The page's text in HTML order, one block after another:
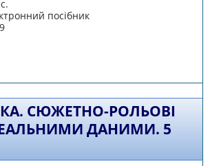
посібник
дидактичний матеріал
СЮЖЕТНО-РОЛЬОВІ
ДАНИМИ. 5